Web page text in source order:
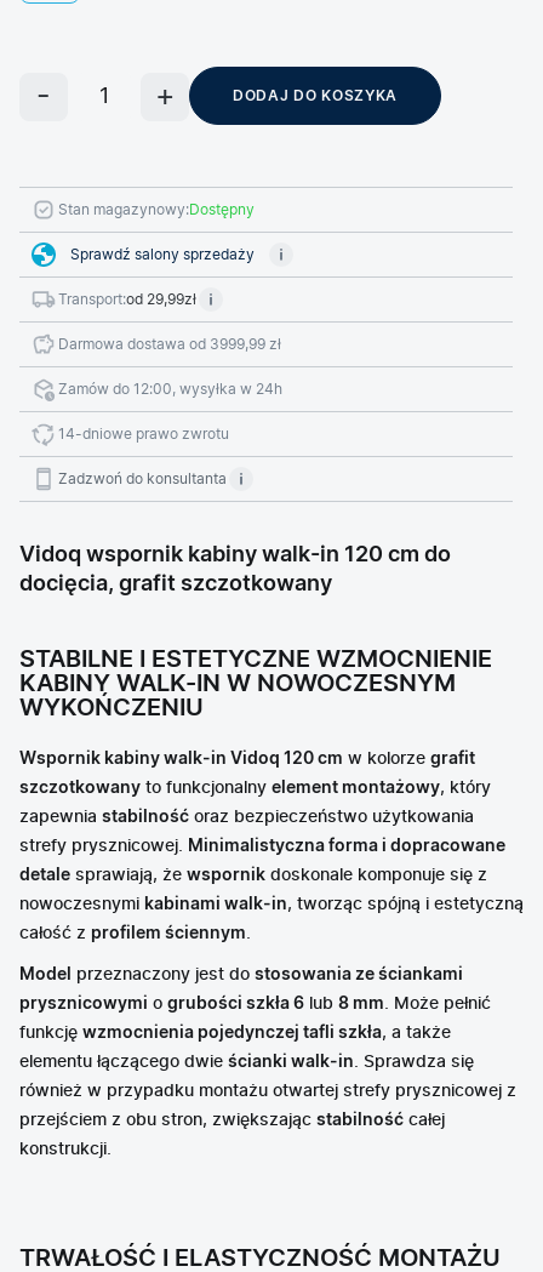
DODAJ DO KOSZYKA
Stan magazynowy:Dostępny
Sprawdź salony sprzedaży
Transport:od 29,99zł
Darmowa dostawa od 3999,99 zł
Zamów do 12:00, wysyłka w 24h
14-dniowe prawo zwrotu
Zadzwoń do konsultanta
Vidoq wspornik kabiny walk-in 120 cm do
docięcia, grafit szczotkowany
STABILNE I ESTETYCZNE WZMOCNIENIE
KABINY WALK-IN W NOWOCZESNYM
WYKOŃCZENIU
Wspornik kabiny walk-in Vidoq 120 cm w kolorze grafit
szczotkowany to funkcjonalny element montażowy, który
zapewnia stabilność oraz bezpieczeństwo użytkowania
strefy prysznicowej. Minimalistyczna forma i dopracowane
detale sprawiają, że wspornik doskonale komponuje się z
nowoczesnymi kabinami walk-in, tworząc spójną i estetyczną
całość z profilem ściennym.
Model przeznaczony jest do stosowania ze ściankami
prysznicowymi o grubości szkła 6 lub 8 mm. Może pełnić
funkcję wzmocnienia pojedynczej tafli szkła, a także
elementu łączącego dwie ścianki walk-in. Sprawdza się
również w przypadku montażu otwartej strefy prysznicowej z
przejściem z obu stron, zwiększając stabilność całej
konstrukcji.
TRWAŁOŚĆ I ELASTYCZNOŚĆ MONTAŻU